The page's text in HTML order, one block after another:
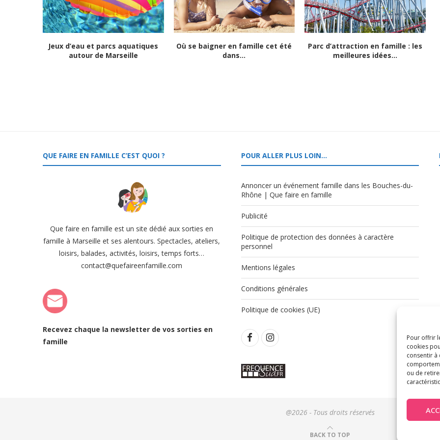
Pour offrir
cookies
consentir à
ou de
Jeux d’eau et parcs aquatiques
autour de Marseille
Où se baigner en famille cet été
dans...
Parc d’attraction en famille : les
meilleures idées...
QUE FAIRE EN FAMILLE C’EST QUOI ?
Que faire en famille est un site dédié aux sorties en
famille à Marseille et ses alentours. Spectacles, ateliers,
loisirs, balades, activités, loisirs, temps forts…
contact@quefaireenfamille.com
Recevez chaque la newsletter de vos sorties en
famille
POUR ALLER PLUS LOIN…
Annoncer un événement famille dans les Bouches-du-
Rhône | Que faire en famille
Publicité
Politique de protection des données à caractère
personnel
Mentions légales
Conditions générales
Politique de cookies (UE)
@2026 - Tous droits réservés
BACK TO TOP